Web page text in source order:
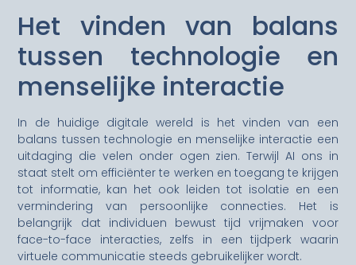
Het vinden van balans
tussen technologie en
menselijke interactie
In de huidige digitale wereld is het vinden van een
balans tussen technologie en menselijke interactie een
uitdaging die velen onder ogen zien. Terwijl AI ons in
staat stelt om efficiënter te werken en toegang te krijgen
tot informatie, kan het ook leiden tot isolatie en een
vermindering van persoonlijke connecties. Het is
belangrijk dat individuen bewust tijd vrijmaken voor
face-to-face interacties, zelfs in een tijdperk waarin
virtuele communicatie steeds gebruikelijker wordt.